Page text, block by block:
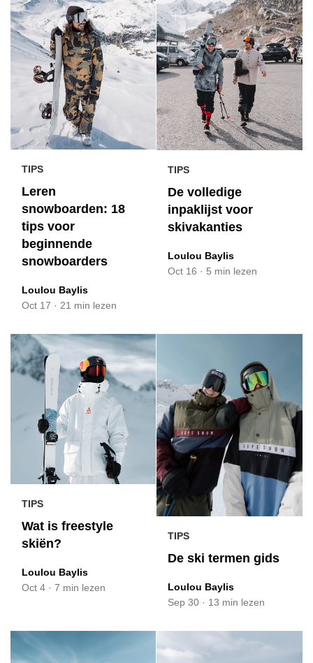
TIPS
Leren
snowboarden: 18
tips voor
beginnende
snowboarders
Loulou Baylis
Oct 17 · 21 min lezen
TIPS
De volledige
inpaklijst voor
skivakanties
Loulou Baylis
Oct 16 · 5 min lezen
TIPS
Wat is freestyle
skiën?
Loulou Baylis
Oct 4 · 7 min lezen
TIPS
De ski termen gids
Loulou Baylis
Sep 30 · 13 min lezen